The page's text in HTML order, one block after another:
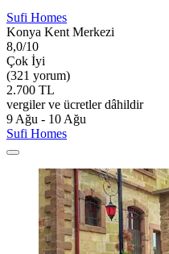
Sufi Homes
Konya Kent Merkezi
8,0/10
Çok İyi
(321 yorum)
2.700 TL
vergiler ve ücretler dâhildir
9 Ağu - 10 Ağu
Sufi Homes